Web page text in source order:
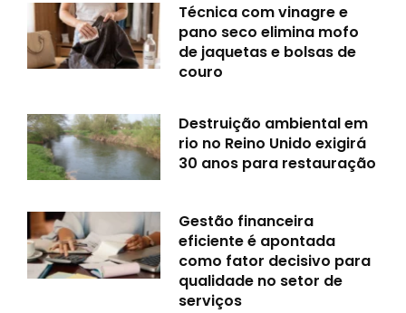
Técnica com vinagre e
pano seco elimina mofo
de jaquetas e bolsas de
couro
Destruição ambiental em
rio no Reino Unido exigirá
30 anos para restauração
Gestão financeira
eficiente é apontada
como fator decisivo para
qualidade no setor de
serviços